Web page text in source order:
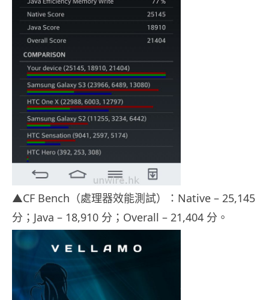
▲CF Bench（處理器效能測試）：Native – 25,145
分；Java – 18,910 分；Overall – 21,404 分。